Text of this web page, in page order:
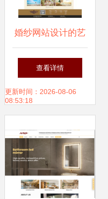
婚纱网站设计的艺
术 从核心理念到视
觉落地的全方位指
查看详情
更新时间：2026-08-06
08:53:18